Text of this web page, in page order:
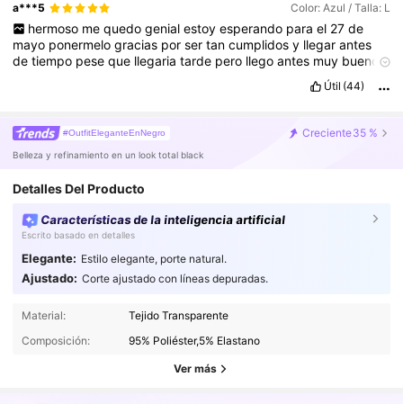
a***5 Color: Azul / Talla: L
hermoso me quedo genial estoy esperando para el 27 de
mayo ponermelogracias porsertancumplidosy llegarantes
detiempo peseque llegariatarde pero llegoantes muy bueno
pero
Útil (44)
#OutfitEleganteEnNegro Creciente35 %
Belleza y refinamiento en un look total black
Detalles Del Producto
Características de la inteligencia artificial
Escrito basado en detalles
Elegante: Estilo elegante, porte natural.
Ajustado: Corte ajustado con líneas depuradas.
Material:
Tejido Transparente
Composición:
95% Poliéster,5% Elastano
Ver más